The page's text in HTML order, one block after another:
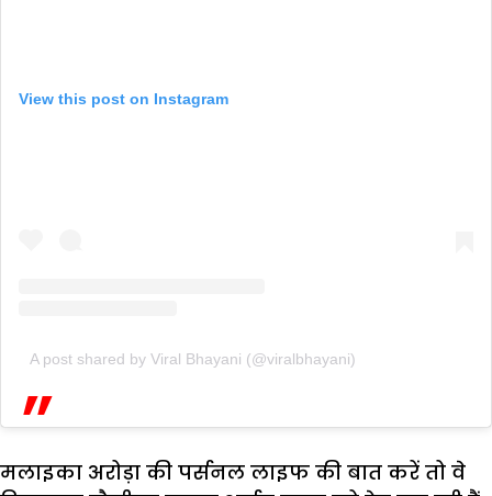
View this post on Instagram
A post shared by Viral Bhayani (@viralbhayani)
मलाइका अरोड़ा की पर्सनल लाइफ की बात करें तो वे